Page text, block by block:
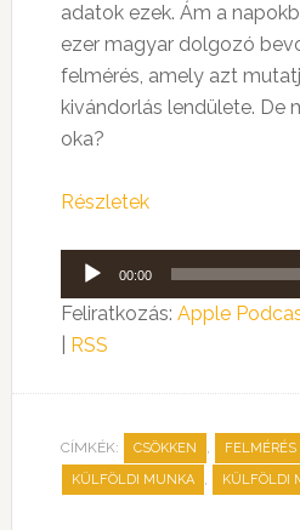
adatok ezek. Ám a
ezer magyar dolgozó
felmérés, amely azt
kivándorlás lendülete. De
oka?
Részletek
Audió
lejátszó
00:00
Feliratkozás: Apple
RSS
CÍMKÉK: CSÖKKEN , FELMÉRÉS
KÜLFÖLDI MUNKA , KÜLFÖLDI